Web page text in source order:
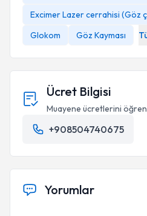
Excimer Lazer cerrahisi (Göz
Glokom
Göz Kayması
Ücret Bilgisi
Muayene ücretlerini
+908504740675
Yorumlar